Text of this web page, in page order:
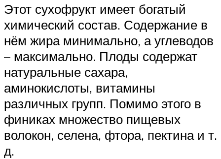
Этот сухофрукт имеет богатый
химический состав. Содержание в
нём жира минимально, а углеводов
– максимально. Плоды содержат
натуральные сахара,
аминокислоты, витамины
различных групп. Помимо этого в
финиках множество пищевых
волокон, селена, фтора, пектина и т.
д.